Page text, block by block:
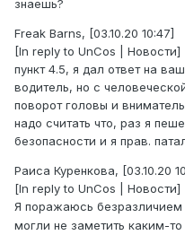
знаешь?
Freak Barns, [03.10.20 10:47]
[In reply to UnCos | Новости]
пункт 4.5, я дал ответ на
водитель, но с
поворот головы и
надо считать что, раз я
безопасности и я прав.
Раиса Куренкова, [03.10.20
[In reply to UnCos | Новости]
Я поражаюсь
могли не заметить каким-